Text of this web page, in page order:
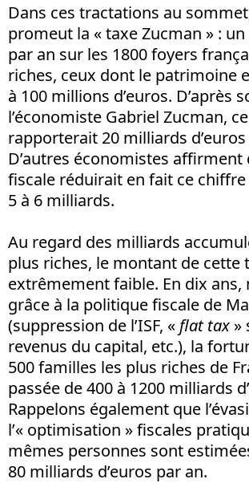
Dans ces tractations au
promeut la « taxe Zucman » :
par an sur les 1800 foyers
riches, ceux dont le patrimoine
à 100 millions d’euros. D’après
l’économiste Gabriel Zucman,
rapporterait 20 milliards
D’autres économistes affirment
fiscale réduirait en fait ce
5 à 6 milliards.
Au regard des milliards
plus riches, le montant de cette
extrêmement faible. En dix
grâce à la politique fiscale de
(suppression de l’ISF, « flat tax »
revenus du capital, etc.), la
500 familles les plus riches de
passée de 400 à 1200 milliards
Rappelons également que
l’« optimisation » fiscales
mêmes personnes sont
80 milliards d’euros par an.